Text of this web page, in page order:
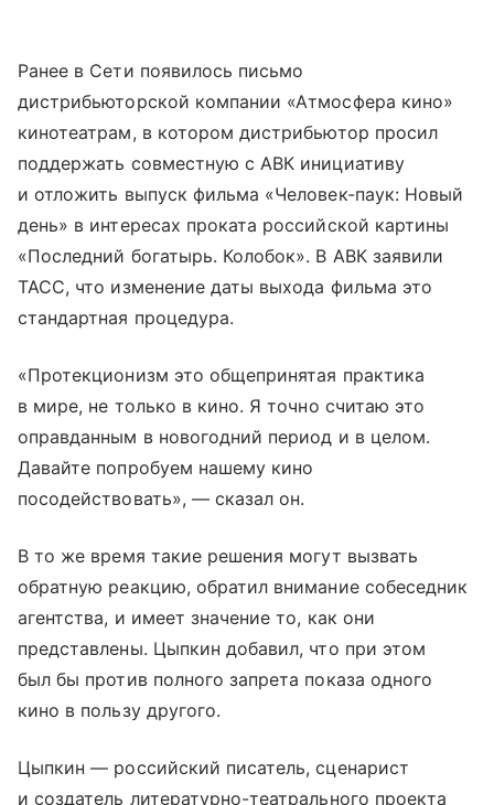
Ранее в Сети появилось письмо
дистрибьюторской компании «Атмосфера кино»
кинотеатрам, в котором дистрибьютор просил
поддержать совместную с АВК инициативу
и отложить выпуск фильма «Человек-паук: Новый
день» в интересах проката российской картины
«Последний богатырь. Колобок». В АВК заявили
ТАСС, что изменение даты выхода фильма это
стандартная процедура.
«Протекционизм это общепринятая практика
в мире, не только в кино. Я точно считаю это
оправданным в новогодний период и в целом.
Давайте попробуем нашему кино
посодействовать», — сказал он.
В то же время такие решения могут вызвать
обратную реакцию, обратил внимание собеседник
агентства, и имеет значение то, как они
представлены. Цыпкин добавил, что при этом
был бы против полного запрета показа одного
кино в пользу другого.
Цыпкин — российский писатель, сценарист
и создатель литературно-театрального проекта